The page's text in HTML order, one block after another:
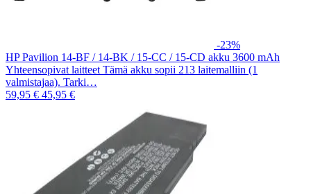
-23%
HP Pavilion 14-BF / 14-BK / 15-CC / 15-CD akku 3600 mAh
Yhteensopivat laitteet Tämä akku sopii 213 laitemalliin (1
valmistajaa). Tarki…
59,95 € 45,95 €